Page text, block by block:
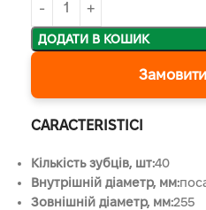
ДОДАТИ В КОШИК
Замовити
CARACTERISTICI
Кількість зубців, шт:40
Внутрішній діаметр, мм:
Зовнішній діаметр, мм:255